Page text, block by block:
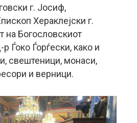
г. Јосиф,
Хераклејски г.
на Богословскиот
Ѓоко Ѓорѓески, како и
свештеници, монаси,
и верници.